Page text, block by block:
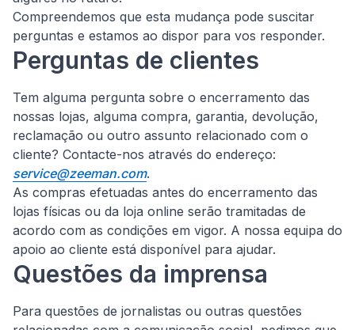
Compreendemos que esta mudança pode suscitar
perguntas e estamos ao dispor para vos responder.
Perguntas de clientes
Tem alguma pergunta sobre o encerramento das
nossas lojas, alguma compra, garantia, devolução,
reclamação ou outro assunto relacionado com o
cliente? Contacte-nos através do endereço:
service@zeeman.com.
As compras efetuadas antes do encerramento das
lojas físicas ou da loja online serão tramitadas de
acordo com as condições em vigor. A nossa equipa do
apoio ao cliente está disponível para ajudar.
Questões da imprensa
Para questões de jornalistas ou outras questões